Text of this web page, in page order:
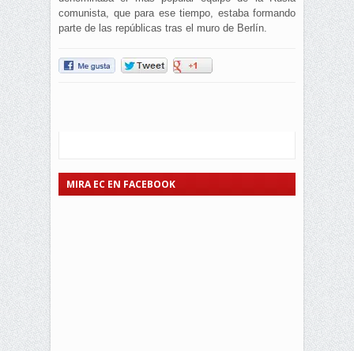
comunista, que para ese tiempo, estaba formando
parte de las repúblicas tras el muro de Berlín.
MIRA EC EN FACEBOOK